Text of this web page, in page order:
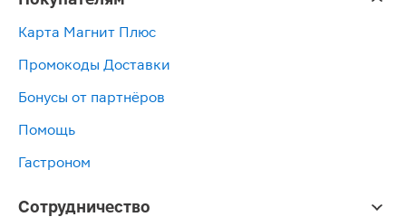
Карта Магнит Плюс
Промокоды Доставки
Бонусы от партнёров
Помощь
Гастроном
Сотрудничество